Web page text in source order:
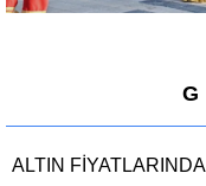
ALTIN